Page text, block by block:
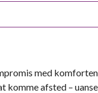
med
afsted –